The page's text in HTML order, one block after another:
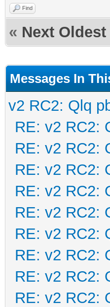
Find
« Next Oldest
Messages In
v2 RC2: Qlq
RE: v2 RC2:
RE: v2 RC2:
RE: v2 RC2:
RE: v2 RC2:
RE: v2 RC2:
RE: v2 RC2:
RE: v2 RC2:
RE: v2 RC2:
RE: v2 RC2: